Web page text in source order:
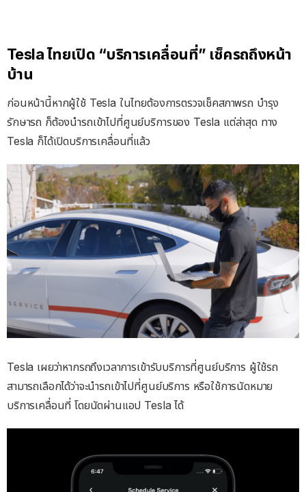
Tesla ไทยเปิด “บริการเคลื่อนที่” เช็ครถถึงหน้า
บ้าน
ก่อนหน้านี้หากผู้ใช้ Tesla ในไทยต้องการตรวจเช็คสภาพรถ บำรุง
รักษารถ ก็ต้องนำรถเข้าไปที่ศูนย์บริการของ Tesla แต่ล่าสุด ทาง
Tesla ก็ได้เปิดบริการเคลื่อนที่แล้ว
Tesla เผยว่าหากรถถึงเวลาการเข้ารับบริการที่ศูนย์บริการ ผู้ใช้รถ
สามารถเลือกได้ว่าจะนำรถเข้าไปที่ศูนย์บริการ หรือใช้การนัดหมาย
บริการเคลื่อนที่ โดยนัดผ่านแอป Tesla ได้